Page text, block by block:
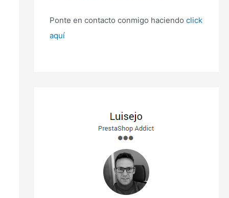
Ponte en contacto conmigo haciendo click
aquí